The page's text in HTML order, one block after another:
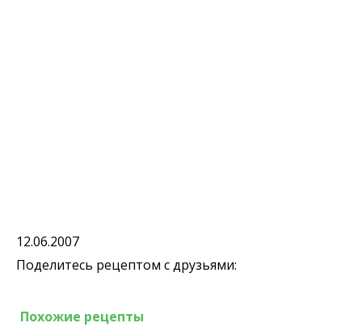
12.06.2007
Поделитесь рецептом с друзьями:
Похожие рецепты